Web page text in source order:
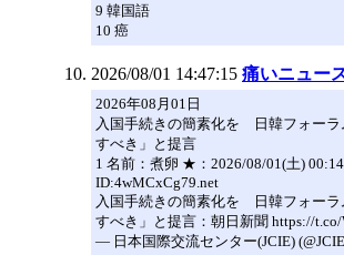
9 韓国語
10 癌
2026/08/01 14:47:15 痛いニュー
2026年08月01日
入国手続きの簡素化を 日韓フォーラ
すべき」と提言
1 名前：煮卵 ★：2026/08/01(土)
ID:4wMCxCg79.net
入国手続きの簡素化を 日韓フォーラ
すべき」と提言：朝日新聞 https://
— 日本国際交流センター(JCIE)